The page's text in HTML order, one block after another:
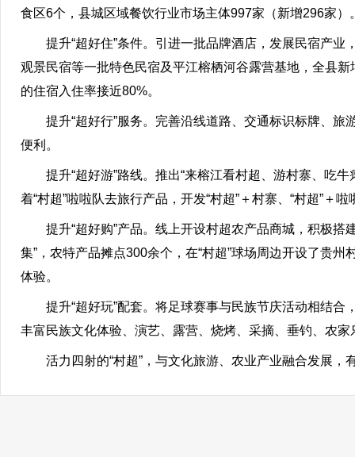
食区6个，县城区域餐饮行业市场主体997家（新增296家）
提升“超好住”条件。引进一批品牌酒店，发展民宿产
观景民宿等一批特色民宿及平江榕栖河谷露营基地，全县
的住宿入住率接近80%。
提升“超好行”服务。完善沿线道路、交通标识标牌、
便利。
提升“超好游”路线。推出“来榕江看村超、游村寨、吃
着“村超”啦啦队去旅行产品，开发“村超”＋村寨、“村超”
提升“超好购”产品。线上开设村超农产品商城，积极
集”，农特产品摊点300余个，在“村超”球场周边开设了贵
体验。
提升“超好玩”配套。将足球赛事与民族节庆活动相结合
丰富民族文化体验、演艺、露营、烧烤、采摘、垂钓、农
活力四射的“村超”，与文化旅游、农业产业融合发展，